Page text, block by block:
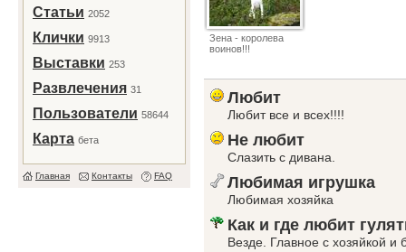
Статьи 2052
Клички 9913
Выставки 253
Развлечения 31
Пользователи 58644
Карта бета
Главная Контакты FAQ
Зена - королева
воинов!!!
Любит
Любит все и всех!!!!
Не любит
Слазить с дивана.
Любимая игрушка
Любимая хозяйка
Как и где любит
Везде. Главное с хозяйкой и